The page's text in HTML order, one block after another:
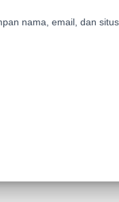
nama, email, dan